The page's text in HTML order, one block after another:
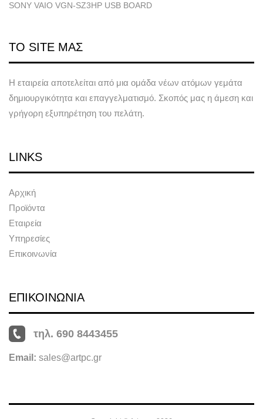
SONY VAIO VGN-SZ3HP USB BOARD
ΤΟ SITE ΜΑΣ
Η εταιρεία αποτελείται από μια ομάδα νέων ατόμων γεμάτα
δημιουργικότητα και επαγγελματισμό. Σκοπός μας η άμεση και
γρήγορη εξυπηρέτηση του πελάτη.
LINKS
Αρχική
Προϊόντα
Εταιρεία
Υπηρεσίες
Επικοινωνία
ΕΠΙΚΟΙΝΩΝΙΑ
τηλ. 690 8443455
Email: sales@artpc.gr